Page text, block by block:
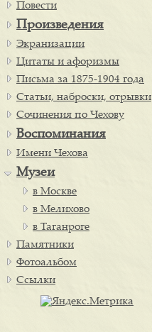
Повести
Произведения
Экранизации
Цитаты и афоризмы
Письма за 1875-1904 года
Статьи, наброски, отрывки
Сочинения по Чехову
Воспоминания
Имени Чехова
Музеи
в Москве
в Мелихово
в Таганроге
Памятники
Фотоальбом
Ссылки